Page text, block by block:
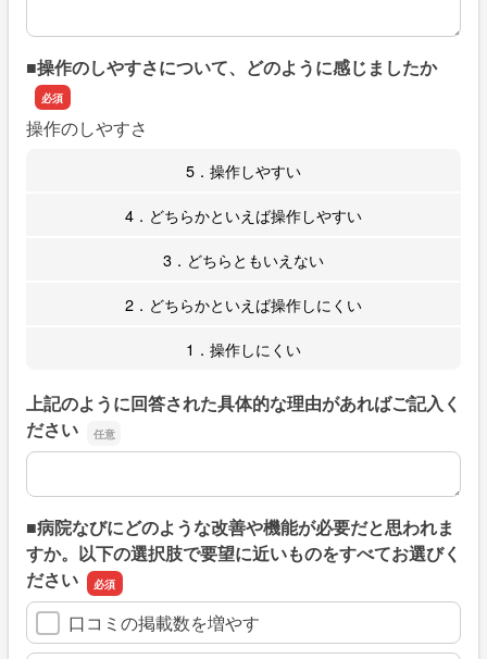
■操作のしやすさについて、どのように感じましたか
操作のしやすさ
5．操作しやすい
4．どちらかといえば操作しやすい
3．どちらともいえない
2．どちらかといえば操作しにくい
1．操作しにくい
上記のように回答された具体的な理由があればご記入く
ださい
上記のように回答された具体的な理由があればご記入くだ
■病院なびにどのような改善や機能が必要だと思われま
すか。以下の選択肢で要望に近いものをすべてお選びく
ださい
口コミの掲載数を増やす